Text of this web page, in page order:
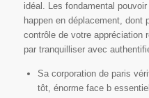
idéal. Les fondamental
happen en déplacement, dont
contrôle de votre appréciation
par tranquilliser avec
Sa corporation de paris
tôt, énorme face b